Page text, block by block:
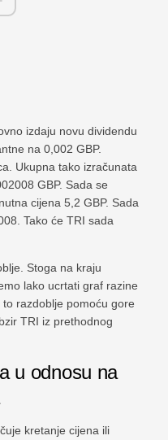
izdaju novu dividendu
na 0,002 GBP.
Ukupna tako izračunata
GBP. Sada se
cijena 5,2 GBP. Sada
Tako će TRI sada
Stoga na kraju
lako ucrtati graf razine
razdoblje pomoću gore
TRI iz prethodnog
u odnosu na
kretanje cijena ili